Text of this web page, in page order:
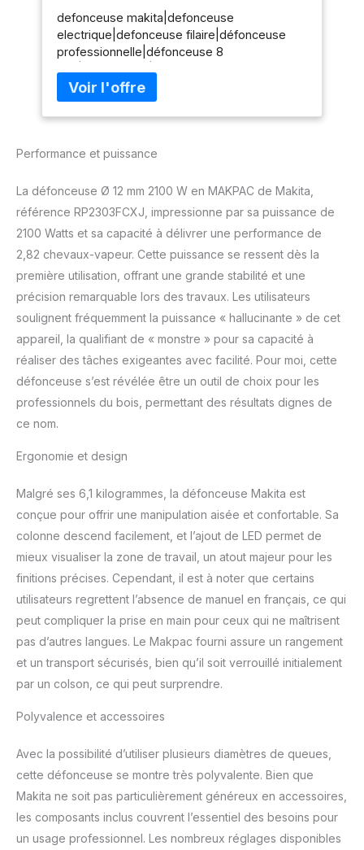
defonceuse makita|defonceuse
electrique|defonceuse filaire|défonceuse
professionnelle|défonceuse 8
2300W|défonceuse 12
mm|RP2300FCXJ|RP2300|RP2302|RP23002F
CXJ
Performance et puissance
La défonceuse Ø 12 mm 2100 W en MAKPAC de Makita,
référence RP2303FCXJ, impressionne par sa puissance de
2100 Watts et sa capacité à délivrer une performance de
2,82 chevaux-vapeur. Cette puissance se ressent dès la
première utilisation, offrant une grande stabilité et une
précision remarquable lors des travaux. Les utilisateurs
soulignent fréquemment la puissance « hallucinante » de cet
appareil, la qualifiant de « monstre » pour sa capacité à
réaliser des tâches exigeantes avec facilité. Pour moi, cette
défonceuse s’est révélée être un outil de choix pour les
professionnels du bois, permettant des résultats dignes de
ce nom.
Ergonomie et design
Malgré ses 6,1 kilogrammes, la défonceuse Makita est
conçue pour offrir une manipulation aisée et confortable. Sa
colonne descend facilement, et l’ajout de LED permet de
mieux visualiser la zone de travail, un atout majeur pour les
finitions précises. Cependant, il est à noter que certains
utilisateurs regrettent l’absence de manuel en français, ce qui
peut compliquer la prise en main pour ceux qui ne maîtrisent
pas d’autres langues. Le Makpac fourni assure un rangement
et un transport sécurisés, bien qu’il soit verrouillé initialement
par un colson, ce qui peut surprendre.
Polyvalence et accessoires
Avec la possibilité d’utiliser plusieurs diamètres de queues,
cette défonceuse se montre très polyvalente. Bien que
Makita ne soit pas particulièrement généreux en accessoires,
les composants inclus couvrent l’essentiel des besoins pour
un usage professionnel. Les nombreux réglages disponibles